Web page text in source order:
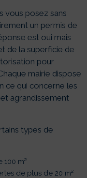
vous posez sans
un permis de
est oui mais
de la superficie de
pour
mairie dispose
ce qui concerne les
agrandissement
types de
m²
de plus de 20 m²